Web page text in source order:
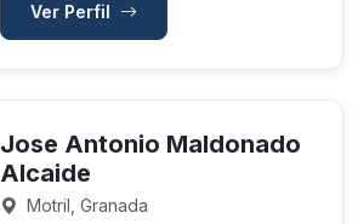
Ver Perfil
Jose Antonio Maldonado
Alcaide
Motril, Granada